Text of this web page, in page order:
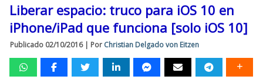
Liberar espacio: truco para iOS 10 en
iPhone/iPad que funciona [solo iOS 10]
Publicado 02/10/2016| Por Christian Delgado von Eitzen